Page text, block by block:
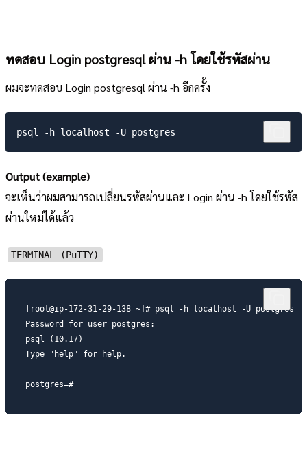
ทดสอบ Login postgresql ผ่าน -h โดยใช้รหัสผ่าน
ผมจะทดสอบ Login postgresql ผ่าน -h อีกครั้ง
Output (example)
จะเห็นว่าผมสามารถเปลี่ยนรหัสผ่านและ Login ผ่าน -h โดยใช้รหัส
ผ่านใหม่ได้แล้ว
TERMINAL (PuTTY)
[root@ip-172-31-29-138 ~]# psql -h localhost -U postgres
Password for user postgres:
psql (10.17)
Type "help" for help.
postgres=#